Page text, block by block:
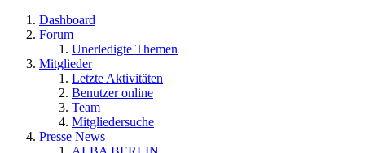
Dashboard
Forum
Unerledigte Themen
Mitglieder
Letzte Aktivitäten
Benutzer online
Team
Mitgliedersuche
Presse News